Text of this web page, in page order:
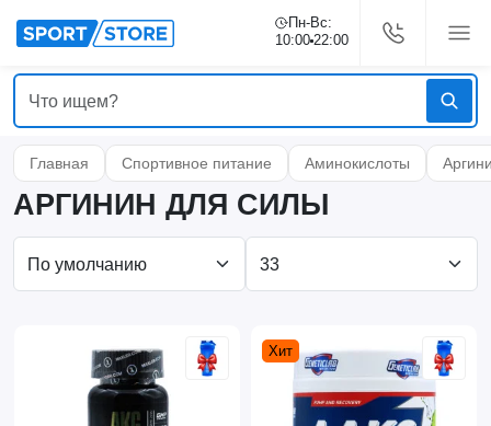
Пн-Вс:
10:00 22:00
Главная Спортивное питание Аминокислоты
АРГИНИН ДЛЯ СИЛЫ
Хит